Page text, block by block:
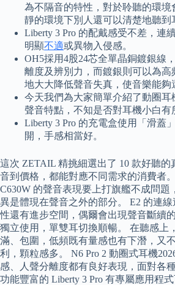
為不隔音的特性，對於聆聽的環
靜的環境下別人還可以清楚地聽到
Liberty 3 Pro 的配戴感受不差，連
明顯不適或異物入侵感。
OH5採用4股24芯全單晶銅鍍銀線
離度及辨別力，而鍍銀則可以為高
地大大降低聲音失真，使音樂能夠
今天我們為大家簡單介紹了動圈
聲音特點，不知是否對耳機小白有
Liberty 3 Pro 的充電盒使用「滑蓋
開，手感相當好。
這次 ZETAIL 精挑細選出了 10 款好聽
音到價格，都能對應不同需求的消費者
C630W 的聲音表現要上打旗艦不成問題
異是體現在聲音之外的部分。 E2 的連
性還有進步空間，偶爾會出現聲音斷續
獨立使用，單雙耳切換順暢。 在聽感上
滿、包圍，低頻既有量感也有下潛，又
利，顆粒感多。 N6 Pro 2 動圈式耳機
感、人聲分離度都有良好表現，面對各
功能豐富的 Liberty 3 Pro 有專屬應用程